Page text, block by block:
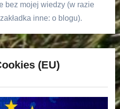
bez mojej wiedzy (w razie
inne: o blogu).
(EU)